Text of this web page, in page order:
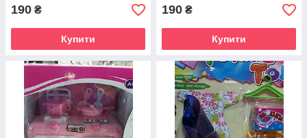
190 ₴
Купити
190 ₴
Купити